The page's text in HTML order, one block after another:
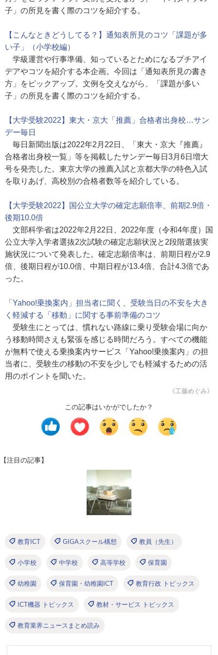
子」の所見を書く際のコツを紹介する。
【こんなときどうしてる？】通知表所見のコツ「課題が多
い子」（小学校編）
学級運営や行事準備、知っているとためになるプチアイ
デアやコツを紹介する本企画。今回は「通知表所見の書き
方」をピックアップ。文例を交えながら、「課題が多い
子」の所見を書く際のコツを紹介する。
【大学受験2022】東大・京大「推薦」合格者出身校…サン
デー毎日
毎日新聞出版は2022年2月22日、「東大・京大『推薦』
合格者出身校一覧」等を掲載したサンデー毎日3月6日増大
号を発売した。東京大学の推薦入試と京都大学の特色入試
を取りあげ、高校別の合格者数等を紹介している。
【大学受験2022】国公立大学の確定志願倍率、前期2.9倍・
後期10.0倍
文部科学省は2022年2月22日、2022年度（令和4年度）国
公立大学入学者選抜2次試験の確定志願状況と2段階選抜実
施状況について発表した。確定志願倍率は、前期日程が2.9
倍、後期日程が10.0倍、中期日程が13.4倍、合計4.3倍であ
った。
「Yahoo!乗換案内」担当者に聞く、受験当日の不安を大き
く軽減する「移動」に関する事前準備のコツ
受験生にとっては、慣れない路線に乗り受験会場に向か
う移動時間さえも緊張を感じる時間だろう。すべての機能
が無料で使える乗換案内サービス「Yahoo!乗換案内」の担
当者に、受験生の移動の不安を少しでも軽減するための活
用のポイントを聞いた。
《工藤めぐみ》
この記事はいかがでしたか？
【注目の記事】
教育ICT GIGAスクール構想 教員（先生）
小学校 中学校 高等学校 保育園
幼稚園 保育園・幼稚園ICT 教育行政 トピックス
ICT機器 トピックス 教材・サービス トピックス
教育業界ニュースまとめ読み